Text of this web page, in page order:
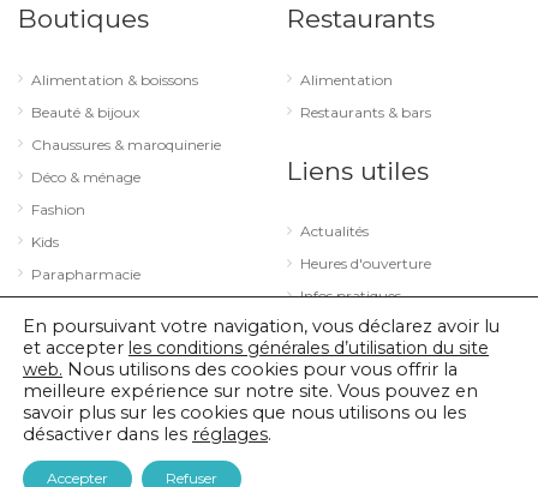
Boutiques
Alimentation & boissons
Beauté & bijoux
Chaussures & maroquinerie
Déco & ménage
Fashion
Kids
Parapharmacie
Sport & loisirs
Technologie & optique
Restaurants
Alimentation
Restaurants & bars
Liens utiles
Actualités
Heures d'ouverture
Infos pratiques
© 2026 City Concorde |Mentions légales
En poursuivant votre navigation, vous déclarez avoir lu
et accepter les conditions générales d’utilisation du site
web. Nous utilisons des cookies pour vous offrir la
meilleure expérience sur notre site. Vous pouvez en
savoir plus sur les cookies que nous utilisons ou les
désactiver dans les réglages.
Accepter Refuser